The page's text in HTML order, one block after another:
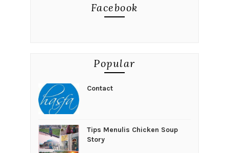
Facebook
Popular
Contact
Tips Menulis Chicken Soup
Story